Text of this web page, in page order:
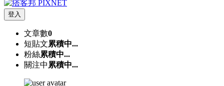
登入
文章數0
短貼文累積中...
粉絲累積中...
關注中 累積中...